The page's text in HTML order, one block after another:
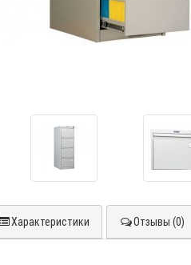
Характеристики Отзывы (0)